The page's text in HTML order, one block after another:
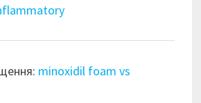
minoxidil foam vs